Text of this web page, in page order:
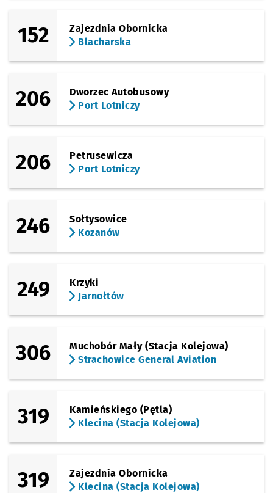
152
Zajezdnia Obornicka
Blacharska
206
Dworzec Autobusowy
Port Lotniczy
206
Petrusewicza
Port Lotniczy
246
Sołtysowice
Kozanów
249
Krzyki
Jarnołtów
306
Muchobór Mały (Stacja Kolejowa)
Strachowice General Aviation
319
Kamieńskiego (Pętla)
Klecina (Stacja Kolejowa)
319
Zajezdnia Obornicka
Klecina (Stacja Kolejowa)